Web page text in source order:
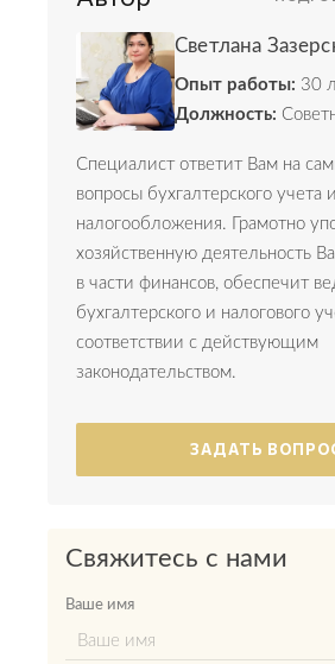
Светлана
Опыт работы: 30
Должность:
Специалист ответит Вам на
вопросы бухгалтерского учета и
налогообложения. Грамотно
хозяйственную деятельность
в части финансов, обеспечит
бухгалтерского и налогового
соответствии с действующим
законодательством.
ЗАДАТЬ
Свяжитесь с нами
Ваше имя